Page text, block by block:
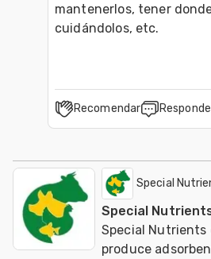
mantenerlos, tener
cuidándolos, etc.
Recomendar
Special
Special
Special Nutrients
produce